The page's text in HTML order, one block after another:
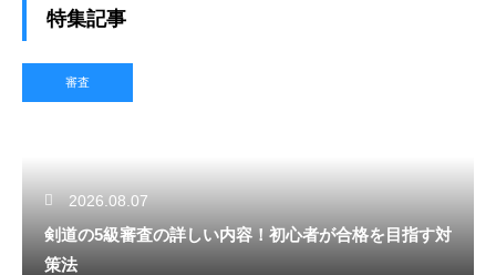
特集記事
審査
2026.08.07
剣道の5級審査の詳しい内容！初心者が合格を目指す対
策法